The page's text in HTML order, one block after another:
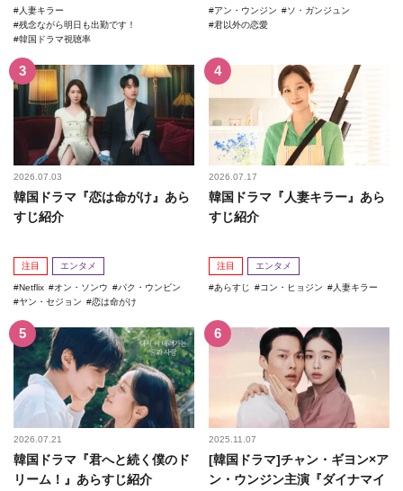
人妻キラー
残念ながら明日も出勤です！
韓国ドラマ視聴率
アン・ウンジン
ソ・ガンジュン
君以外の恋愛
2026.07.03
韓国ドラマ『恋は命がけ』あら
すじ紹介
注目 エンタメ
Netflix オン・ソンウ
パク・ウンビン
ヤン・セジョン
恋は命がけ
2026.07.17
韓国ドラマ『人妻キラー』あら
すじ紹介
注目 エンタメ
あらすじ コン・ヒョジン 人妻キラー
2026.07.21
韓国ドラマ『君へと続く僕のド
リーム！』あらすじ紹介
2025.11.07
[韓国ドラマ]チャン・ギヨン×ア
ン・ウンジン主演『ダイナマイ